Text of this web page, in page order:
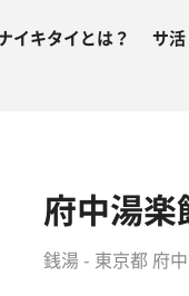
イキタイとは？ サ活
府中湯楽
銭湯 - 東京都 府